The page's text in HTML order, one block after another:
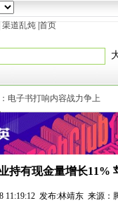
渠道乱炖 首页
电子书打响内容战力争上
持有现金量增长11%
11:19:12 发布:林靖东 来源：